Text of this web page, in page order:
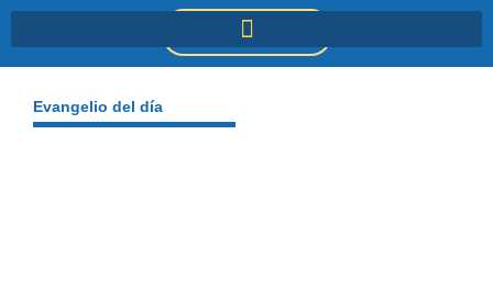
DONACIONES
Evangelio del día